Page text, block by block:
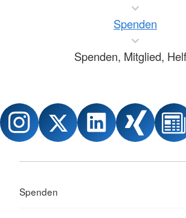
Spenden
Spenden, Mitglied,
Spenden